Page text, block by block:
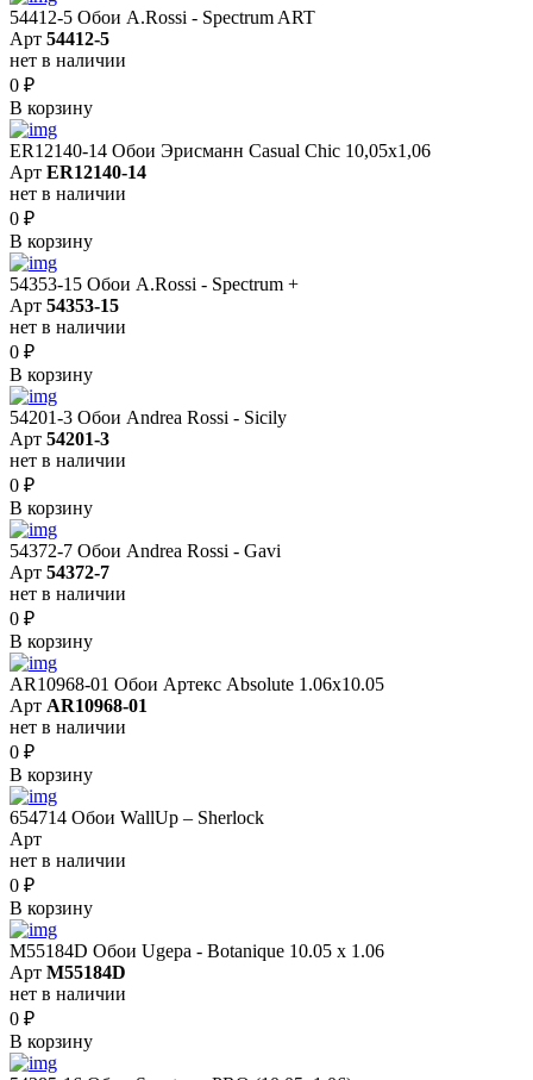
54412-5 Обои A.Rossi - Spectrum ART
Арт 54412-5
нет в наличии
0 ₽
В корзину
ER12140-14 Обои Эрисманн Casual Chic 10,05x1,06
Арт ER12140-14
нет в наличии
0 ₽
В корзину
54353-15 Обои A.Rossi - Spectrum +
Арт 54353-15
нет в наличии
0 ₽
В корзину
54201-3 Обои Andrea Rossi - Sicily
Арт 54201-3
нет в наличии
0 ₽
В корзину
54372-7 Обои Andrea Rossi - Gavi
Арт 54372-7
нет в наличии
0 ₽
В корзину
AR10968-01 Обои Артекс Absolute 1.06x10.05
Арт AR10968-01
нет в наличии
0 ₽
В корзину
654714 Обои WallUp – Sherlock
Арт
нет в наличии
0 ₽
В корзину
M55184D Обои Ugepa - Botanique 10.05 х 1.06
Арт M55184D
нет в наличии
0 ₽
В корзину